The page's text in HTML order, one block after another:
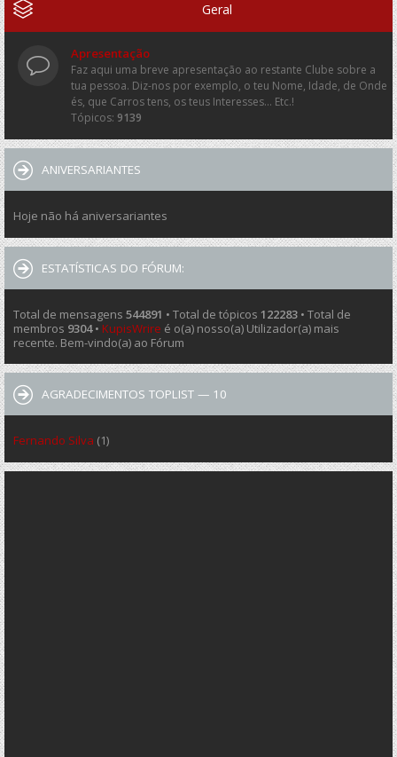
Geral
Apresentação
Faz aqui uma breve apresentação ao restante Clube sobre a
tua pessoa. Diz-nos por exemplo, o teu Nome, Idade, de Onde
és, que Carros tens, os teus Interesses... Etc.!
Tópicos: 9139
ANIVERSARIANTES
Hoje não há aniversariantes
ESTATÍSTICAS DO FÓRUM:
Total de mensagens 544891 • Total de tópicos 122283 • Total de
membros 9304• KupisWrire é o(a) nosso(a) Utilizador(a) mais
recente. Bem-vindo(a) ao Fórum
AGRADECIMENTOS TOPLIST — 10
Fernando Silva (1)